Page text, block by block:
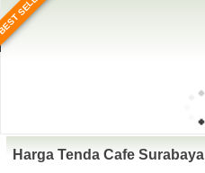
SELLER
Harga Tenda Cafe Surabaya